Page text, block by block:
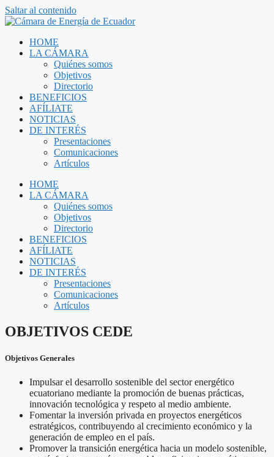
Saltar al contenido
HOME
LA CÁMARA
Quiénes somos
Objetivos
Directorio
BENEFICIOS
AFÍLIATE
NOTICIAS
DE INTERÉS
Presentaciones
Comunicaciones
Artículos
HOME
LA CÁMARA
Quiénes somos
Objetivos
Directorio
BENEFICIOS
AFÍLIATE
NOTICIAS
DE INTERÉS
Presentaciones
Comunicaciones
Artículos
OBJETIVOS CEDE
Objetivos Generales
Impulsar el desarrollo sostenible del sector energético
ecuatoriano mediante la promoción de buenas prácticas,
innovación tecnológica y respeto al medio ambiente.
Fomentar la inversión privada en proyectos energéticos
estratégicos, contribuyendo al crecimiento económico y la
generación de empleo en el país.
Promover la transición energética hacia un modelo sostenible,